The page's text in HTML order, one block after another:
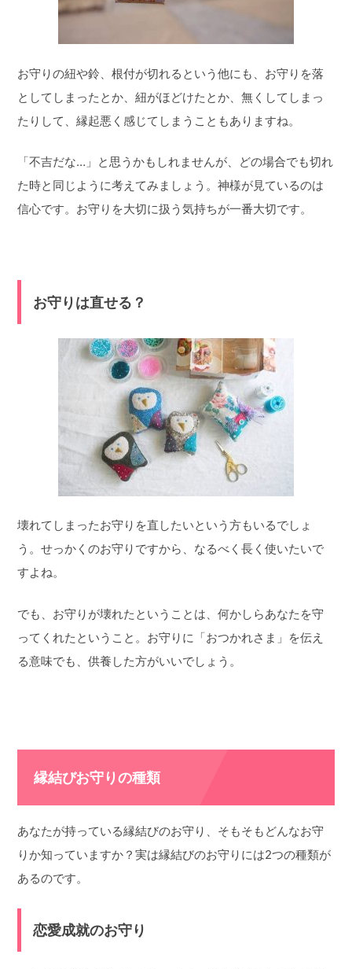
お守りの紐や鈴、根付が切れるという他にも、お守りを落
としてしまったとか、紐がほどけたとか、無くしてしまっ
たりして、縁起悪く感じてしまうこともありますね。
「不吉だな…」と思うかもしれませんが、どの場合でも切れ
た時と同じように考えてみましょう。神様が見ているのは
信心です。お守りを大切に扱う気持ちが一番大切です。
お守りは直せる？
壊れてしまったお守りを直したいという方もいるでしょ
う。せっかくのお守りですから、なるべく長く使いたいで
すよね。
でも、お守りが壊れたということは、何かしらあなたを守
ってくれたということ。お守りに「おつかれさま」を伝え
る意味でも、供養した方がいいでしょう。
縁結びお守りの種類
あなたが持っている縁結びのお守り、そもそもどんなお守
りか知っていますか？実は縁結びのお守りには2つの種類が
あるのです。
恋愛成就のお守り